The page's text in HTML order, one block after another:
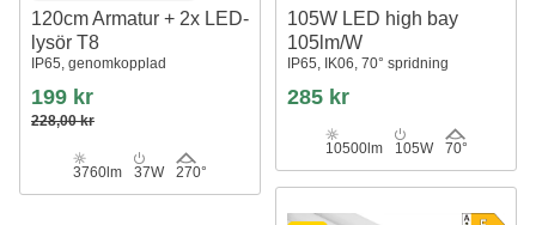
120cm Armatur + 2x LED-
lysör T8
IP65, genomkopplad
199 kr
228,00 kr
3760lm 37W 270°
105W LED high bay
105lm/W
IP65, IK06, 70° spridning
285 kr
10500lm 105W 70°